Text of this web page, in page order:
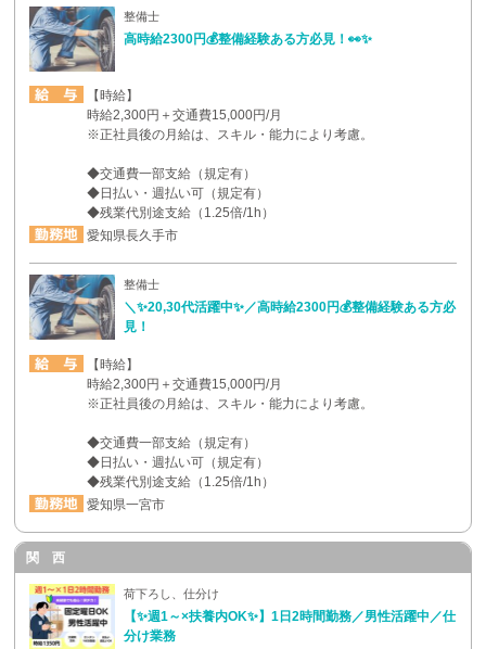
整備士
高時給2300円💰整備経験ある方必見！👀✨
【時給】
時給2,300円＋交通費15,000円/月
※正社員後の月給は、スキル・能力により考慮。
◆交通費一部支給（規定有）
◆日払い・週払い可（規定有）
◆残業代別途支給（1.25倍/1h）
愛知県長久手市
整備士
＼✨20,30代活躍中✨／高時給2300円💰整備経験ある方必
見！
【時給】
時給2,300円＋交通費15,000円/月
※正社員後の月給は、スキル・能力により考慮。
◆交通費一部支給（規定有）
◆日払い・週払い可（規定有）
◆残業代別途支給（1.25倍/1h）
愛知県一宮市
関 西
荷下ろし、仕分け
【✨週1～×扶養内OK✨】1日2時間勤務／男性活躍中／仕
分け業務